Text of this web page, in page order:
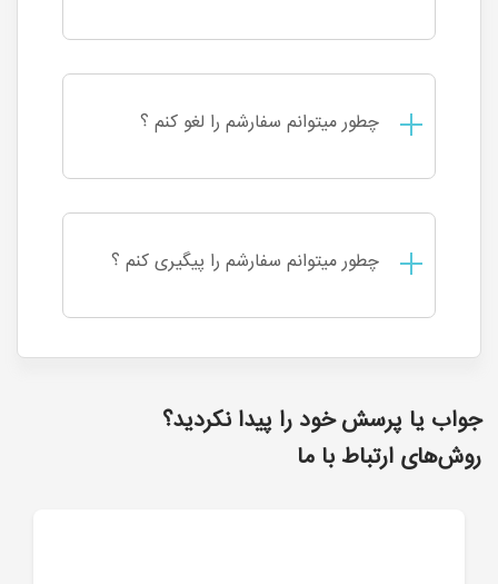
چطور میتوانم سفارشم را لغو کنم ؟
چطور میتوانم سفارشم را پیگیری کنم ؟
جواب یا پرسش خود را پیدا نکردید؟
روش‌های ارتباط با ما